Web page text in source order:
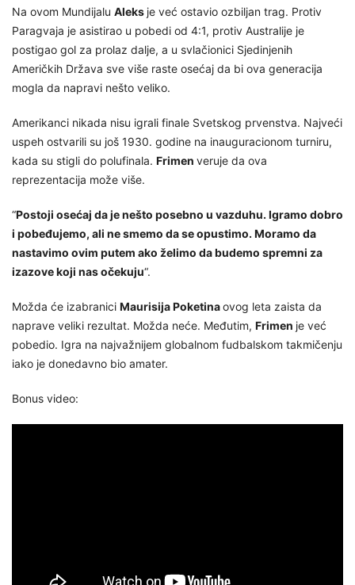
Na ovom Mundijalu Aleks je već ostavio ozbiljan trag. Protiv
Paragvaja je asistirao u pobedi od 4:1, protiv Australije je
postigao gol za prolaz dalje, a u svlačionici Sjedinjenih
Američkih Država sve više raste osećaj da bi ova generacija
mogla da napravi nešto veliko.
Amerikanci nikada nisu igrali finale Svetskog prvenstva. Najveći
uspeh ostvarili su još 1930. godine na inauguracionom turniru,
kada su stigli do polufinala. Frimen veruje da ova
reprezentacija može više.
“Postoji osećaj da je nešto posebno u vazduhu. Igramo dobro
i pobeđujemo, ali ne smemo da se opustimo. Moramo da
nastavimo ovim putem ako želimo da budemo spremni za
izazove koji nas očekuju“.
Možda će izabranici Maurisija Poketinaovog leta zaista da
naprave veliki rezultat. Možda neće. Međutim, Frimen je već
pobedio. Igra na najvažnijem globalnom fudbalskom takmičenju
iako je donedavno bio amater.
Bonus video: